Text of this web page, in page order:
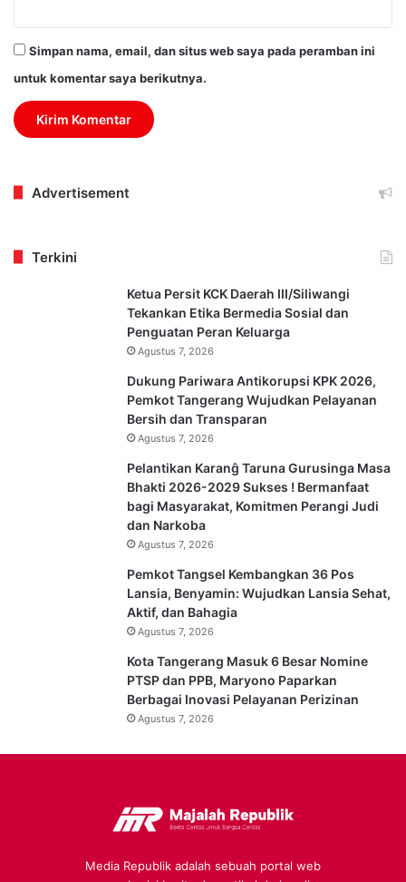
Simpan nama, email, dan situs web saya pada peramban ini
untuk komentar saya berikutnya.
Advertisement
Terkini
Ketua Persit KCK Daerah III/Siliwangi
Tekankan Etika Bermedia Sosial dan
Penguatan Peran Keluarga
Agustus 7, 2026
Dukung Pariwara Antikorupsi KPK 2026,
Pemkot Tangerang Wujudkan Pelayanan
Bersih dan Transparan
Agustus 7, 2026
Pelantikan Karanĝ Taruna Gurusinga Masa
Bhakti 2026-2029 Sukses ! Bermanfaat
bagi Masyarakat, Komitmen Perangi Judi
dan Narkoba
Agustus 7, 2026
Pemkot Tangsel Kembangkan 36 Pos
Lansia, Benyamin: Wujudkan Lansia Sehat,
Aktif, dan Bahagia
Agustus 7, 2026
Kota Tangerang Masuk 6 Besar Nomine
PTSP dan PPB, Maryono Paparkan
Berbagai Inovasi Pelayanan Perizinan
Agustus 7, 2026
Media Republik adalah sebuah portal web